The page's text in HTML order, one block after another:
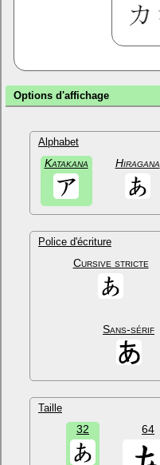
Options d'affichage
Alphabet
Katakana Hiragana
Police d'écriture
Cursive stricte
Sans-sérif
Taille
32 64